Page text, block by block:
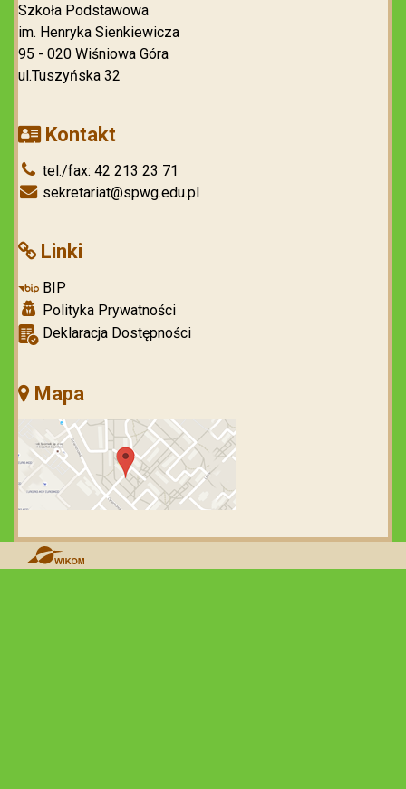
Szkoła Podstawowa
im. Henryka Sienkiewicza
95 - 020 Wiśniowa Góra
ul.Tuszyńska 32
Kontakt
tel./fax: 42 213 23 71
sekretariat@spwg.edu.pl
Linki
BIP
Polityka Prywatności
Deklaracja Dostępności
Mapa